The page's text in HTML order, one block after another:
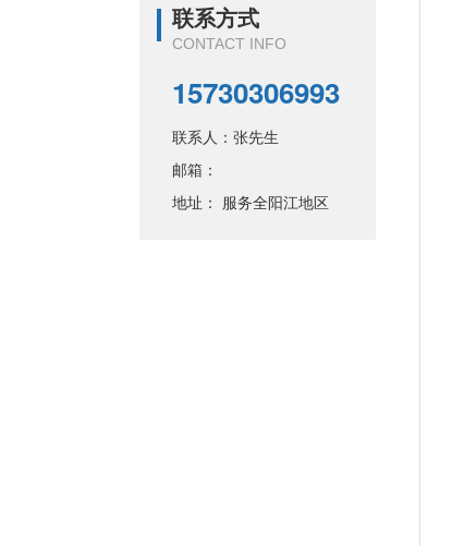
联系方式
CONTACT INFO
15730306993
联系人：张先生
邮箱：
地址： 服务全阳江地区